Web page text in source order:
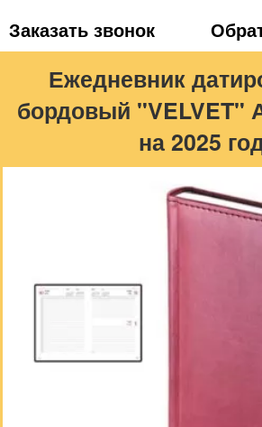
Заказать звонок
Ежедневник
бордовый "VELVET"
на 2025